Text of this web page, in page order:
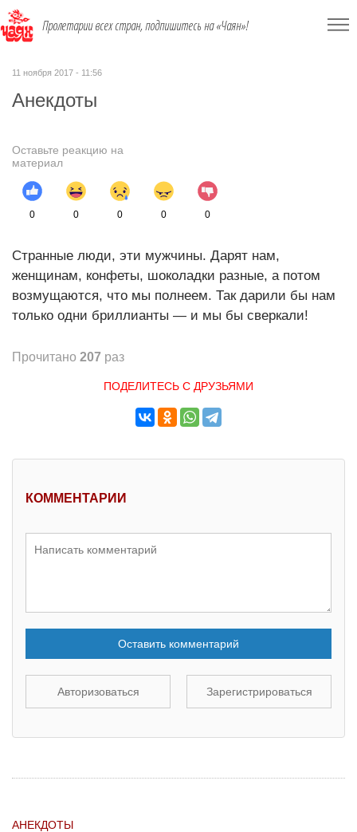
Пролетарии всех стран, подпишитесь на «Чаян»!
11 ноября 2017 - 11:56
Анекдоты
Оставьте реакцию на
материал
0 0 0 0 0
Странные люди, эти мужчины. Дарят нам,
женщинам, конфеты, шоколадки разные, а потом
возмущаются, что мы полнеем. Так дарили бы нам
только одни бриллианты — и мы бы сверкали!
Прочитано 207 раз
ПОДЕЛИТЕСЬ С ДРУЗЬЯМИ
КОММЕНТАРИИ
Оставить комментарий
Авторизоваться Зарегистрироваться
АНЕКДОТЫ